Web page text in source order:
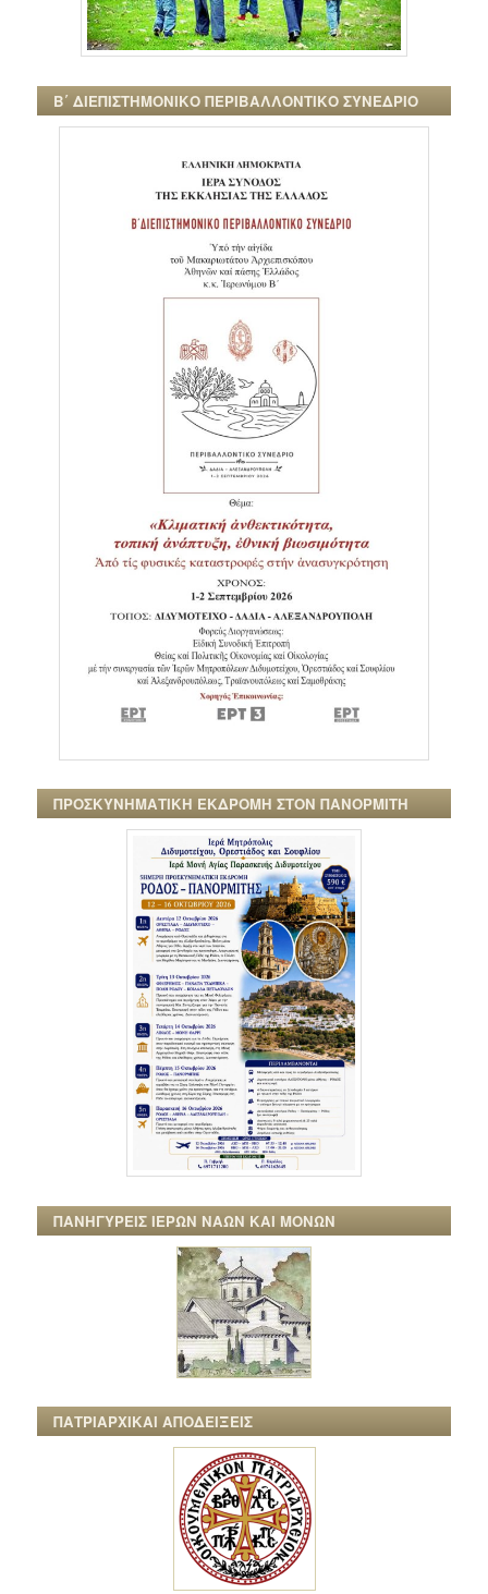
Β΄ ΔΙΕΠΙΣΤΗΜΟΝΙΚΟ ΠΕΡΙΒΑΛΛΟΝΤΙΚΟ ΣΥΝΕΔΡΙΟ
ΠΡΟΣΚΥΝΗΜΑΤΙΚΗ ΕΚΔΡΟΜΗ ΣΤΟΝ ΠΑΝΟΡΜΙΤΗ
ΠΑΝΗΓΥΡΕΙΣ ΙΕΡΩΝ ΝΑΩΝ ΚΑΙ ΜΟΝΩΝ
ΠΑΤΡΙΑΡΧΙΚΑΙ ΑΠΟΔΕΙΞΕΙΣ